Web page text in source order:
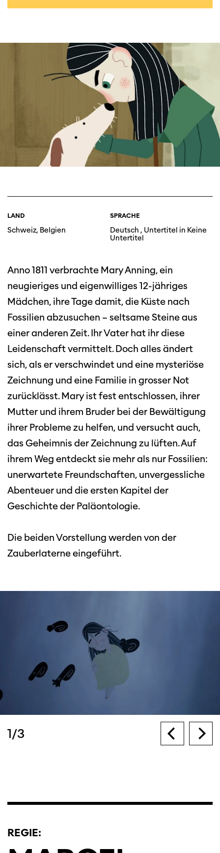
LAND
Schweiz, Belgien
SPRACHE
Deutsch , Untertitel in Keine
Untertitel
Anno 1811 verbrachte Mary Anning, ein
neugieriges und eigenwilliges 12-jähriges
Mädchen, ihre Tage damit, die Küste nach
Fossilien abzusuchen – seltsame Steine aus
einer anderen Zeit. Ihr Vater hat ihr diese
Leidenschaft vermittelt. Doch alles ändert
sich, als er verschwindet und eine mysteriöse
Zeichnung und eine Familie in grosser Not
zurücklässt. Mary ist fest entschlossen, ihrer
Mutter und ihrem Bruder bei der Bewältigung
ihrer Probleme zu helfen, und versucht auch,
das Geheimnis der Zeichnung zu lüften. Auf
ihrem Weg entdeckt sie mehr als nur Fossilien:
unerwartete Freundschaften, unvergessliche
Abenteuer und die ersten Kapitel der
Geschichte der Paläontologie.
Die beiden Vorstellung werden von der
Zauberlaterne eingeführt.
1/3
REGIE: